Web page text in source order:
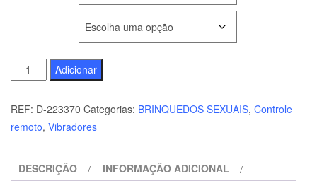
Quantidade
de
RITHUAL
PARA
Adicionar
REF: D-223370 Categorias: BRINQUEDOS SEXUAIS, Controle
remoto, Vibradores
DESCRIÇÃO INFORMAÇÃO ADICIONAL